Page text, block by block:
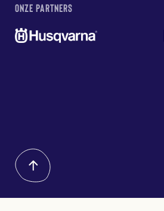
ONZE PARTNERS